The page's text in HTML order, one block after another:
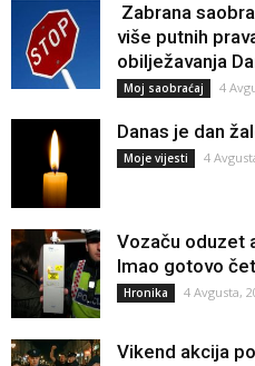
Zabrana
više putnih
obilježavanja
Moj saobraćaj 4
Danas je dan
Moje vijesti 4
Vozaču oduzet
Imao gotovo
Hronika 4 Avgusta,
Vikend akcija